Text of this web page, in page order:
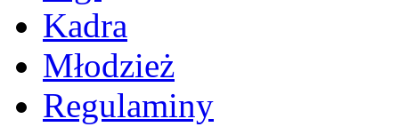
Kadra
Młodzież
Regulaminy